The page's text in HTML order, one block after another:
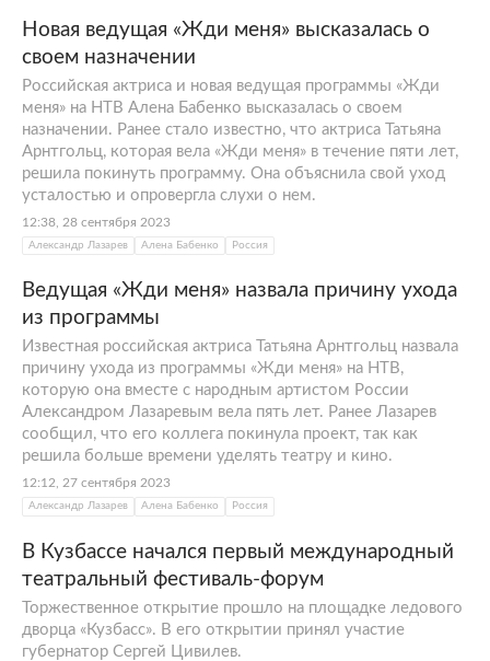
Новая ведущая «Жди меня» высказалась о
своем назначении
Российская актриса и новая ведущая программы «Жди
меня» на НТВ Алена Бабенко высказалась о своем
назначении. Ранее стало известно, что актриса Татьяна
Арнтгольц, которая вела «Жди меня» в течение пяти лет,
решила покинуть программу. Она объяснила свой уход
усталостью и опровергла слухи о нем.
12:38, 28 сентября 2023
Александр Лазарев Алена Бабенко Россия
Ведущая «Жди меня» назвала причину ухода
из программы
Известная российская актриса Татьяна Арнтгольц назвала
причину ухода из программы «Жди меня» на НТВ,
которую она вместе с народным артистом России
Александром Лазаревым вела пять лет. Ранее Лазарев
сообщил, что его коллега покинула проект, так как
решила больше времени уделять театру и кино.
12:12, 27 сентября 2023
Александр Лазарев Алена Бабенко Россия
В Кузбассе начался первый международный
театральный фестиваль-форум
Торжественное открытие прошло на площадке ледового
дворца «Кузбасс». В его открытии принял участие
губернатор Сергей Цивилев.